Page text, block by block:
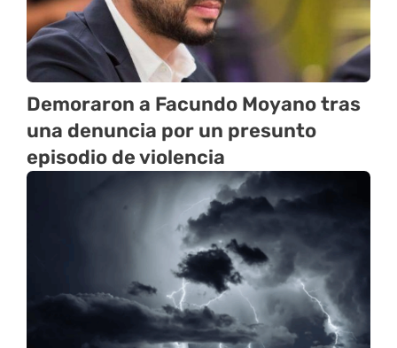
Demoraron a Facundo Moyano tras
una denuncia por un presunto
episodio de violencia